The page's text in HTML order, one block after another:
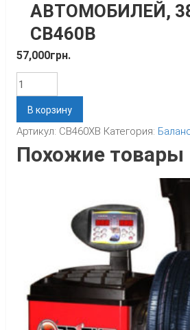
АВТОМОБИЛЕЙ,
CB460B
57,000грн.
Количество
В корзину
Артикул: CB460XB Категория:
Похожие товары